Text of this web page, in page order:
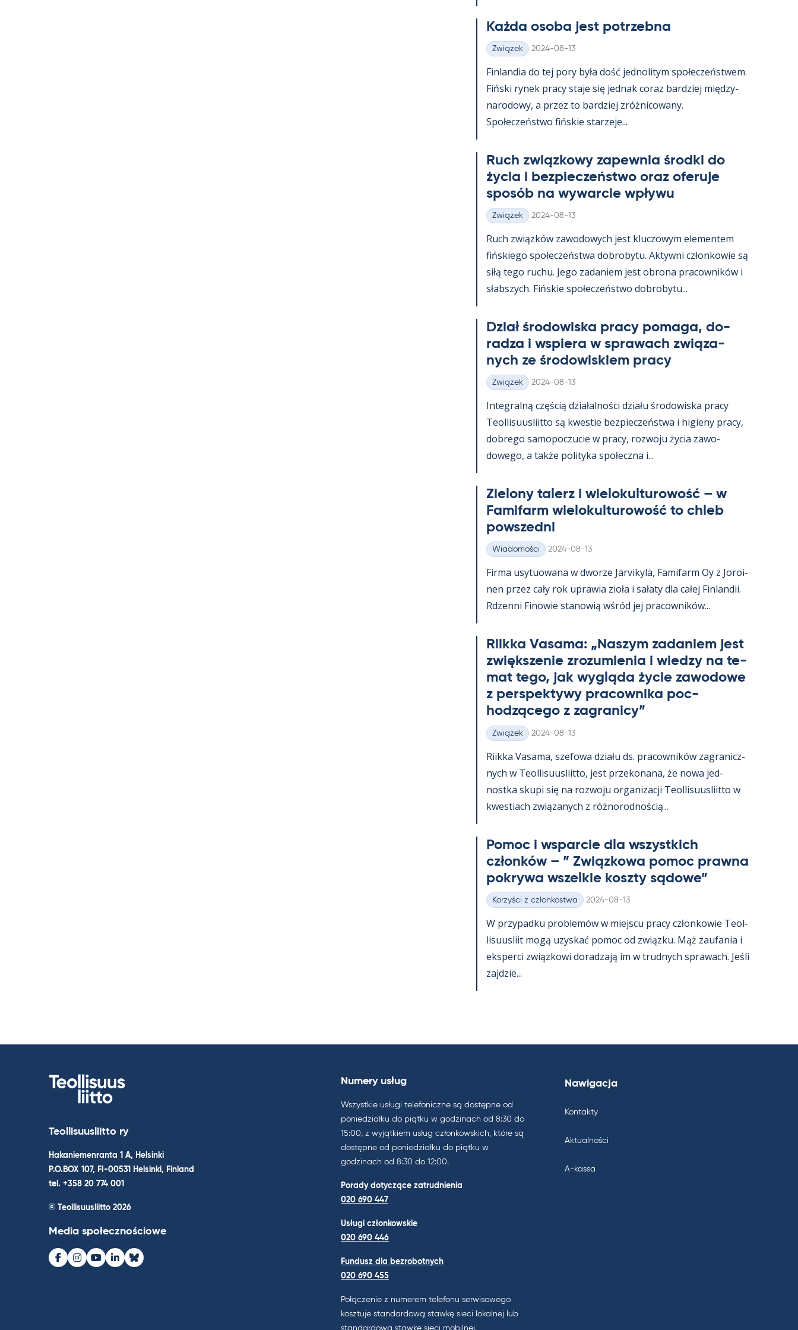
Każda osoba jest potrzebna
Kategorie
Związek Kirjoitettu
2024-08-13
Fin­lan­dia do tej pory była dość jed­no­li­tym społeczeństwem.
Fiński ry­nek pracy staje się jed­nak co­raz bardziej między­
na­ro­dowy, a przez to bardziej zróż­nicowany.
Społeczeństwo fińs­kie starzeje...
Ruch związ­kowy za­pew­nia środki do
życia i bez­pieczeństwo oraz ofe­ruje
sposób na wywarcie wpływu
Kategorie
Związek Kirjoitettu
2024-08-13
Ruch związków zawo­dowych jest kluczowym ele­men­tem
fińs­kiego społeczeństwa do­bro­bytu. Ak­tywni człon­kowie są
siłą tego ruchu. Jego za­da­niem jest obrona pracow­ników i
słabszych. Fińs­kie społeczeństwo do­bro­bytu...
Dział śro­dowiska pracy po­maga, do­
radza i ws­piera w sprawach związa­
nych ze śro­dowis­kiem pracy
Kategorie
Związek Kirjoitettu
2024-08-13
In­te­gralną częścią działal­ności działu śro­dowiska pracy
Teol­li­suus­liitto są kwes­tie bez­pieczeństwa i hi­gieny pracy,
dobrego sa­mo­poczucie w pracy, rozwoju życia zawo­
dowego, a także po­li­tyka społeczna i...
Zie­lony ta­lerz i wie­lo­kul­tu­rowość – w
Fa­mi­farm wie­lo­kul­tu­rowość to ch­leb
powszedni
Kategorie
Wiadomości Kirjoitettu
2024-08-13
Firma usy­tuowana w dworze Jär­vi­kylä, Fa­mi­farm Oy z Jo­roi­
nen przez cały rok uprawia zioła i sałaty dla całej Fin­lan­dii.
Rdzenni Fi­nowie sta­nowią wśród jej pracow­ników...
Riikka Va­sama: „Naszym za­da­niem jest
zwiększe­nie zrozu­mie­nia i wiedzy na te­
mat tego, jak wygląda życie zawo­dowe
z pers­pek­tywy pracow­nika poc­
hodzącego z za­gra­nicy”
Kategorie
Związek Kirjoitettu
2024-08-13
Riikka Va­sama, sze­fowa działu ds. pracow­ników za­gra­nicz­
nych w Teol­li­suus­liitto, jest prze­ko­nana, że nowa jed­
nostka skupi się na rozwoju or­ga­nizacji Teol­li­suus­liitto w
kwes­tiach związa­nych z róż­no­rod­nością...
Po­moc i ws­parcie dla wszyst­kich
członków – ” Związ­kowa po­moc prawna
pok­rywa wszel­kie koszty są­dowe”
Kategorie
Korzyści z członkostwa Kirjoitettu
2024-08-13
W przy­padku problemów w miejscu pracy człon­kowie Teol­
li­suus­liit mogą uzys­kać po­moc od związku. Mąż zau­fa­nia i
eks­perci związ­kowi do­radzają im w trud­nych sprawach. Jeśli
zajdzie...
Teollisuusliitto ry
Hakaniemenranta 1 A, Helsinki
P.O.BOX 107, FI-00531 Helsinki, Finland
tel. +358 20 774 001
© Teollisuusliitto 2026
Media społecznościowe
Facebook
Instagram
Youtube
LinkedInBluesky
Numery usług
Wszystkie usługi telefoniczne są dostępne od
poniedziałku do piątku w godzinach od 8:30 do
15:00, z wyjątkiem usług członkowskich, które są
dostępne od poniedziałku do piątku w
godzinach od 8:30 do 12:00.
Porady dotyczące zatrudnienia
020 690 447
Usługi członkowskie
020 690 446
Fundusz dla bezrobotnych
020 690 455
Połączenie z numerem telefonu serwisowego
kosztuje standardową stawkę sieci lokalnej lub
standardową stawkę sieci mobilnej.
Nawigacja
Kontakty
Aktualności
A-kassa